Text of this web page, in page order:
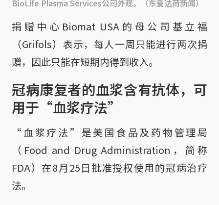
BioLife Plasma Services公司外观。（东爱达荷新闻）
捐赠中心Biomat USA的母公司基立福
（Grifols）表示，每人一周只能进行两次捐
赠，因此只能在短期内得到收入。
冠病康复者的血浆含有抗体，可
用于“血浆疗法”
“血浆疗法”是美国食品及药物管理局
（Food and Drug Administration，简称
FDA）在8月25日批准授权使用的冠病治疗
法。